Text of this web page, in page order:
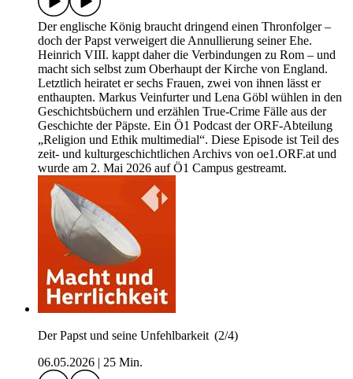
Der englische König braucht dringend einen Thronfolger –
doch der Papst verweigert die Annullierung seiner Ehe.
Heinrich VIII. kappt daher die Verbindungen zu Rom – und
macht sich selbst zum Oberhaupt der Kirche von England.
Letztlich heiratet er sechs Frauen, zwei von ihnen lässt er
enthaupten. Markus Veinfurter und Lena Göbl wühlen in den
Geschichtsbüchern und erzählen True-Crime Fälle aus der
Geschichte der Päpste. Ein Ö1 Podcast der ORF-Abteilung
„Religion und Ethik multimedial“. Diese Episode ist Teil des
zeit- und kulturgeschichtlichen Archivs von oe1.ORF.at und
wurde am 2. Mai 2026 auf Ö1 Campus gestreamt.
Der Papst und seine Unfehlbarkeit (2/4)
06.05.2026
25 Min.